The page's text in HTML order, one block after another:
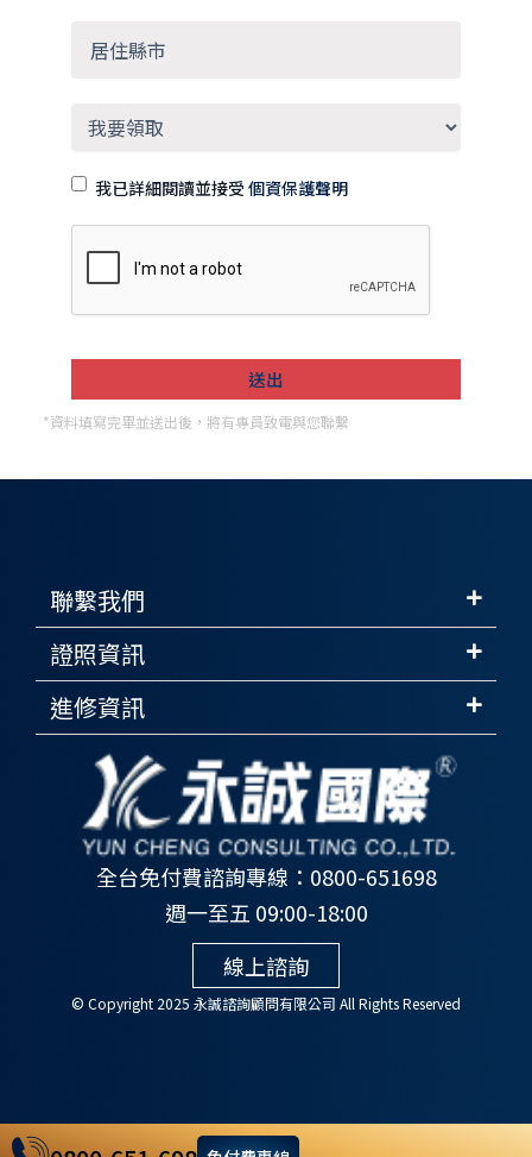
我已詳細閱讀並接受 個資保護聲明
*資料填寫完畢並送出後，將有專員致電與您聯繫
全台免付費諮詢專線：0800-651698
週一至五 09:00-18:00
線上諮詢
© Copyright 2025 永誠諮詢顧問有限公司 All Rights Reserved
聯繫我們
證照資訊
進修資訊